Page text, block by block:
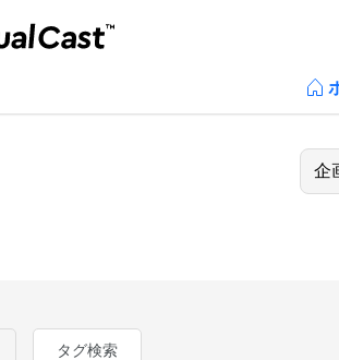
タグ検索